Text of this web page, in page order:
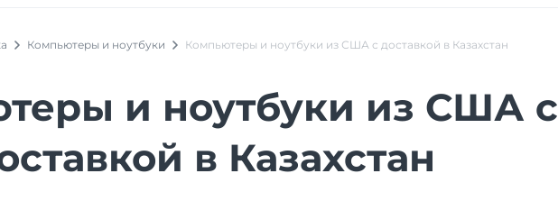
Компьютеры и ноутбуки Компьютеры и ноутбуки из США с доставкой в Казахстан
и ноутбуки из США с
в Казахстан